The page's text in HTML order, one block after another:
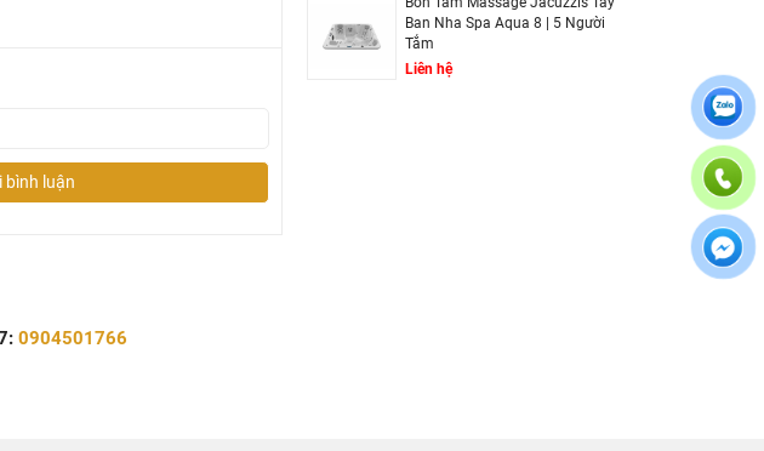
bình luận
0904501766
Ban Nha Spa Aqua 8 | 5 Người
Tắm
Liên hệ